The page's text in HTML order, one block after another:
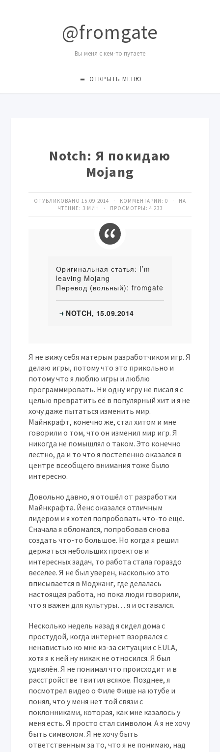
@fromgate
Вы меня с кем-то путаете
ОТКРЫТЬ МЕНЮ
Notch: Я покидаю
Mojang
ОПУБЛИКОВАНО 15.09.2014 · КОММЕНТАРИИ: 0 · НА
ЧТЕНИЕ: 3 МИН · ПРОСМОТРЫ: 4 233
Оригинальная статья: I’m
leaving Mojang
Перевод (вольный): fromgate
→ NOTCH, 15.09.2014
Я не вижу себя матерым разработчиком игр. Я
делаю игры, потому что это прикольно и
потому что я люблю игры и люблю
программировать. Ни одну игру не писал я с
целью превратить её в популярный хит и я не
хочу даже пытаться изменить мир.
Майнкрафт, конечно же, стал хитом и мне
говорили о том, что он изменил мир игр. Я
никогда не помышлял о таком. Это конечно
лестно, да и то что я постепенно оказался в
центре всеобщего внимания тоже было
интересно.
Довольно давно, я отошёл от разработки
Майнкрафта. Йенс оказался отличным
лидером и я хотел попробовать что-то ещё.
Сначала я обломался, попробовав снова
создать что-то большое. Но когда я решил
держаться небольших проектов и
интересных задач, то работа стала гораздо
веселее. Я не был уверен, насколько это
вписывается в Моджанг, где делалась
настоящая работа, но пока люди говорили,
что я важен для культуры… я и оставался.
Несколько недель назад я сидел дома с
простудой, когда интернет взорвался с
ненавистью ко мне из-за ситуации с EULA,
хотя я к ней ну никак не относился. Я был
удивлён. Я не понимал что происходит и в
расстройстве твитил всякое. Позднее, я
посмотрел видео о Филе Фише на ютубе и
понял, что у меня нет той связи с
поклонниками, которая, как мне казалось у
меня есть. Я просто стал символом. А я не хочу
быть символом. Я не хочу быть
ответственным за то, что я не понимаю, над